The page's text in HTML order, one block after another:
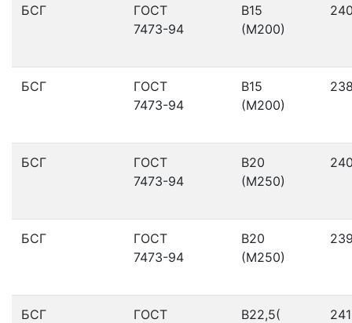
БСГ
ГОСТ
7473-94
В15
(М200)
БСГ
ГОСТ
7473-94
В15
(М200)
БСГ
ГОСТ
7473-94
В20
(М250)
БСГ
ГОСТ
7473-94
В20
(М250)
БСГ
ГОСТ
В22,5(